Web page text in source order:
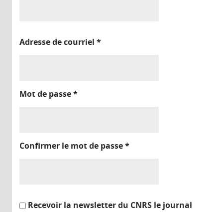
Adresse de courriel *
Mot de passe*
Confirmer le mot de passe*
Recevoir la newsletter du CNRS le journal